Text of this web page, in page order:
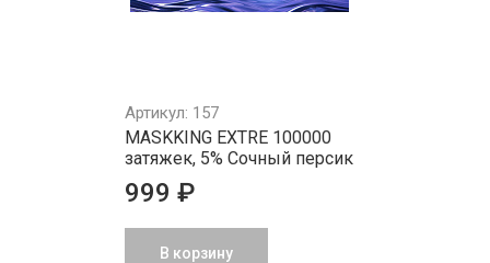
Артикул: 157
MASKKING EXTRE 100000
затяжек, 5% Сочный персик
999 ₽
В корзину